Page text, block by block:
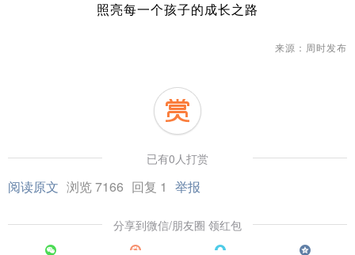
照亮每一个孩子的成长之路
来源：周时发布
已有0人打赏
阅读原文 浏览 7166 回复 1 举报
分享到微信/朋友圈 领红包